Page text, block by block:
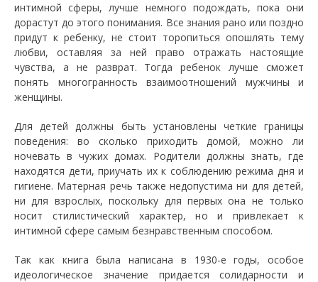
интимной сферы, лучше немного подождать, пока они
дорастут до этого понимания. Все знания рано или поздно
придут к ребенку, не стоит торопиться опошлять тему
любви, оставляя за ней право отражать настоящие
чувства, а не разврат. Тогда ребенок лучше сможет
понять многогранность взаимоотношений мужчины и
женщины.
Для детей должны быть установлены четкие границы
поведения: во сколько приходить домой, можно ли
ночевать в чужих домах. Родители должны знать, где
находятся дети, приучать их к соблюдению режима дня и
гигиене. Матерная речь также недопустима ни для детей,
ни для взрослых, поскольку для первых она не только
носит стилистический характер, но и привлекает к
интимной сфере самым безнравственным способом.
Так как книга была написана в 1930-е годы, особое
идеологическое значение придается солидарности и